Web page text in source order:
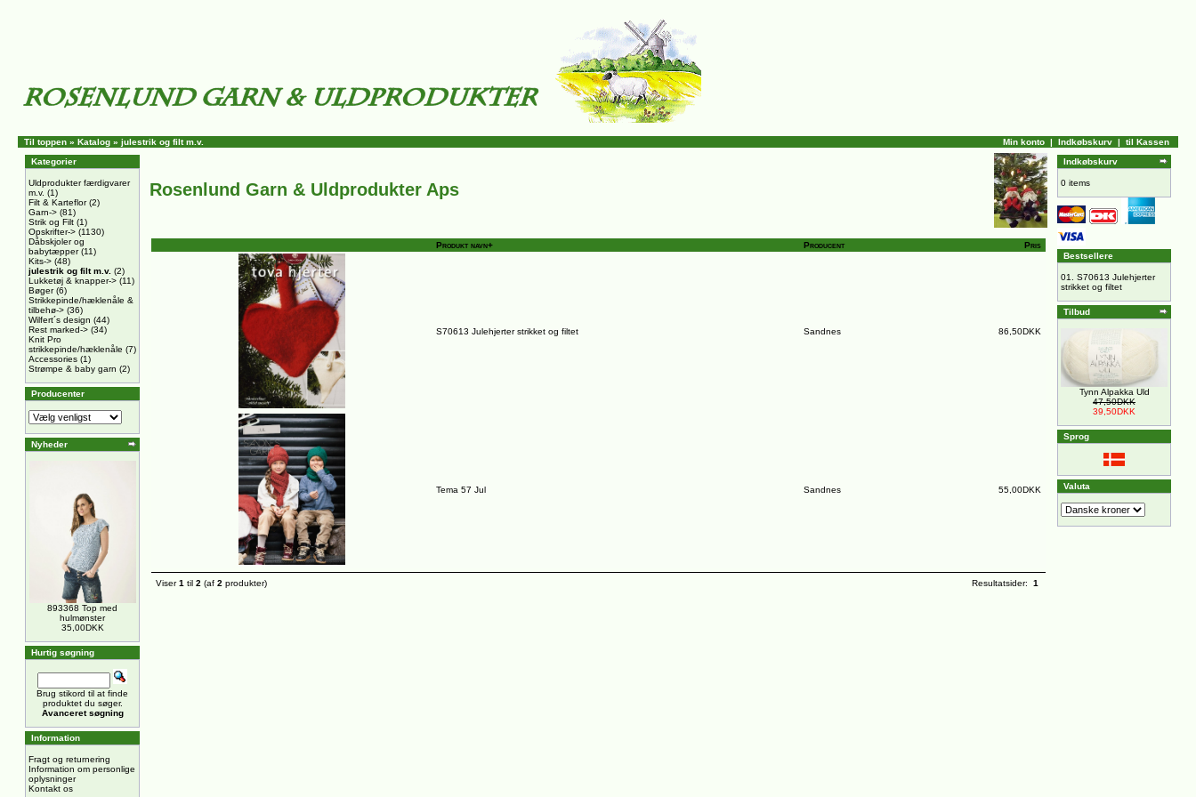
Til toppen » Katalog » julestrik og filt m.v. Min konto | Indkøbskurv | til Kassen
Kategorier
Uldprodukter færdigvarer
m.v. (1)
Filt & Karteflor(2)
Garn-> (81)
Strik og Filt (1)
Opskrifter-> (1130)
Dåbskjoler og
babytæpper(11)
Kits-> (48)
julestrik og filt m.v. (2)
Lukketøj & knapper-> (11)
Bøger(6)
Strikkepinde/hæklenåle &
tilbehø-> (36)
Wilfert´s design (44)
Rest marked-> (34)
Knit Pro
strikkepinde/hæklenåle (7)
Accessories (1)
Strømpe & baby garn (2)
Producenter
Nyheder
893368 Top med
hulmønster
35,00DKK
Hurtig søgning
Brug stikord til at finde
produktet du søger.
Avanceret søgning
Information
Fragt og returnering
Information om personlige
oplysninger
Kontakt os
Rosenlund Garn & Uldprodukter Aps
Produkt navn+ Producent Pris
S70613 Julehjerter strikket og filtet Sandnes 86,50DKK
Tema 57 Jul Sandnes 55,00DKK
Viser1 til 2 (af 2 produkter) Resultatsider: 1
Indkøbskurv
0 items
Bestsellere
01. S70613 Julehjerter
strikket og filtet
Tilbud
Tynn Alpakka Uld
47,50DKK
39,50DKK
Sprog
Valuta